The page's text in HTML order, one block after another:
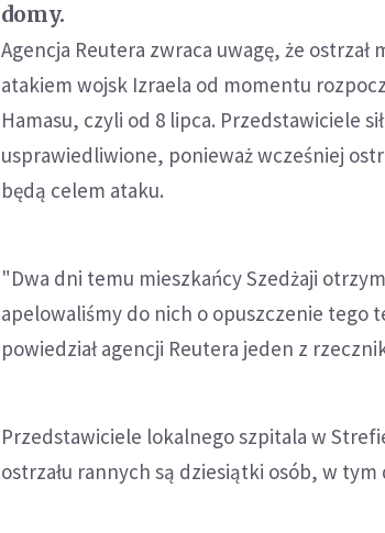
domy.
Agencja Reutera zwraca uwagę, że ostrzał
atakiem wojsk Izraela od momentu
Hamasu, czyli od 8 lipca. Przedstawiciele
usprawiedliwione, ponieważ wcześniej
będą celem ataku.
"Dwa dni temu mieszkańcy Szedżaji
apelowaliśmy do nich o opuszczenie tego
powiedział agencji Reutera jeden z
Przedstawiciele lokalnego szpitala w
ostrzału rannych są dziesiątki osób, w tym